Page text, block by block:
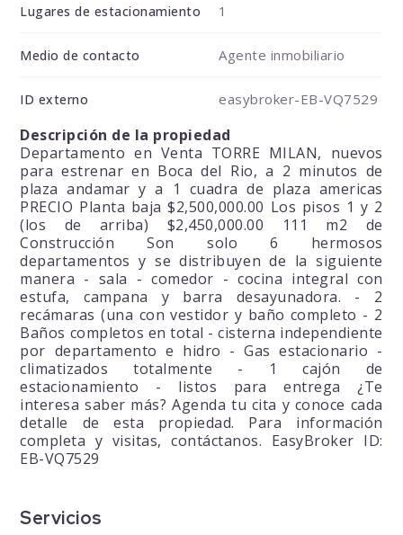
Lugares de estacionamiento 1
Medio de contacto Agente inmobiliario
ID externo easybroker-EB-VQ7529
Descripción de la propiedad
Departamento en Venta TORRE MILAN, nuevos
para estrenar en Boca del Rio, a 2 minutos de
plaza andamar y a 1 cuadra de plaza americas
PRECIO Planta baja $2,500,000.00 Los pisos 1 y 2
(los de arriba) $2,450,000.00 111 m2 de
Construcción Son solo 6 hermosos
departamentos y se distribuyen de la siguiente
manera - sala - comedor - cocina integral con
estufa, campana y barra desayunadora. - 2
recámaras (una con vestidor y baño completo - 2
Baños completos en total - cisterna independiente
por departamento e hidro - Gas estacionario -
climatizados totalmente - 1 cajón de
estacionamiento - listos para entrega ¿Te
interesa saber más? Agenda tu cita y conoce cada
detalle de esta propiedad. Para información
completa y visitas, contáctanos. EasyBroker ID:
EB-VQ7529
Servicios